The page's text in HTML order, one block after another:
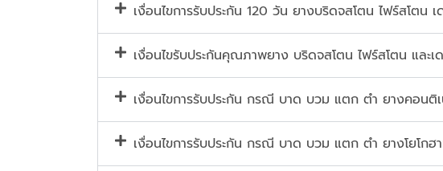
เงื่อนไขการรับประกัน 120 วัน ยางบริดจสโตน ไฟร์สโตน
เงื่อนไขรับประกันคุณภาพยาง บริดจสโตน ไฟร์สโตน และเ
เงื่อนไขการรับประกัน กรณี บาด บวม แตก ตำ ยางคอนติ
เงื่อนไขการรับประกัน กรณี บาด บวม แตก ตำ ยางโยโกฮ